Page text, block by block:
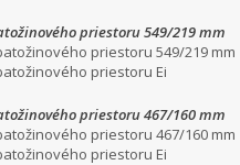
priestoru 549/219 mm
priestoru 549/219 mm
priestoru Ei
priestoru 467/160 mm
priestoru 467/160 mm
priestoru Ei